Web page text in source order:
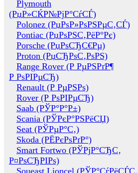
Plymouth
(РџР»СЌР№РјР°СѓСЃ)
Polonez (РџРѕР»РѕРЅРµС‚СЃ)
Pontiac (РџРѕРЅС‚РёР°Рє)
Porsche (РџРѕСЂС€Рµ)
Proton (РџСЂРѕС‚РѕРЅ)
Range Rover (Р РµРЅРґР¶
Р РѕРІРµСЂ)
Renault (Р РµРЅРѕ)
Rover (Р РѕРІРµСЂ)
Saab (РЎР°Р°Р±)
Scania (РЎРєР°РЅРёСЏ)
Seat (РЎРµР°С‚)
Skoda (РЁРєРѕРґР°)
Smart Fortwo (РЎРјР°СЂС‚
Р¤РѕСЂРІРѕ)
Soueast Lioncel (РЎР°СѓРёСЃС‚